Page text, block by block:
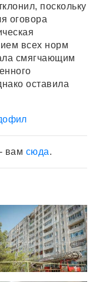
поскольку
оговора
всех норм
смягчающим
оставила
вам сюда.